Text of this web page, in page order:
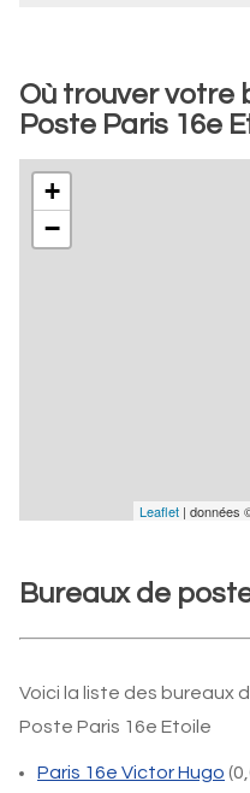
Où trouver votre
Poste Paris 16e
+
−
Leaflet | données
Bureaux de
Voici la liste des bureaux
Poste Paris 16e Etoile
Paris 16e Victor Hugo